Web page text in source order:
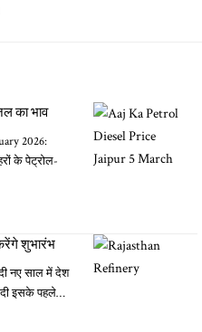
का भाव
2026:
के पेट्रोल-
शुभारंभ
नए साल में देश
इसके पहले…